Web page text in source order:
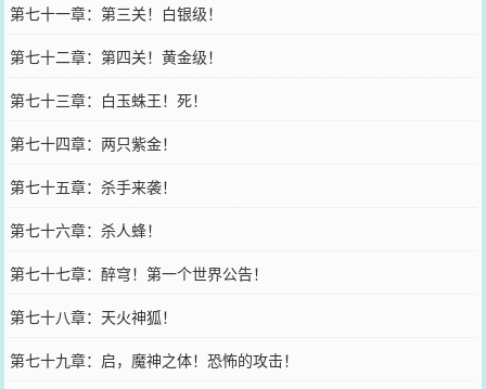
第七十一章：第三关！白银级！
第七十二章：第四关！黄金级！
第七十三章：白玉蛛王！死！
第七十四章：两只紫金！
第七十五章：杀手来袭！
第七十六章：杀人蜂！
第七十七章：醉穹！第一个世界公告！
第七十八章：天火神狐！
第七十九章：启，魔神之体！恐怖的攻击！